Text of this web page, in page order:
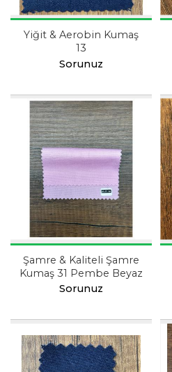
Yiğit & Aerobin Kumaş
13
Sorunuz
Şamre & Kaliteli Şamre
Kumaş 31 Pembe Beyaz
Sorunuz